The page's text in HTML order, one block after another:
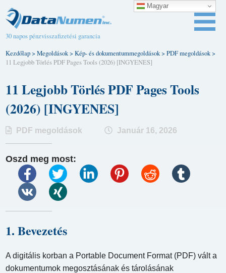
30 napos pénzvisszafizetési garancia
Kezdőlap>Megoldások>Kép- és dokumentummegoldások>PDF megoldások>
11 Legjobb Törlés PDF Pages Tools (2026) [INGYENES]
11 Legjobb Törlés PDF Pages Tools
(2026) [INGYENES]
PDF megoldások Január 16, 2026
Oszd meg most:
1. Bevezetés
A digitális korban a Portable Document Format (PDF) vált a
dokumentumok megosztásának és tárolásának
Magyar